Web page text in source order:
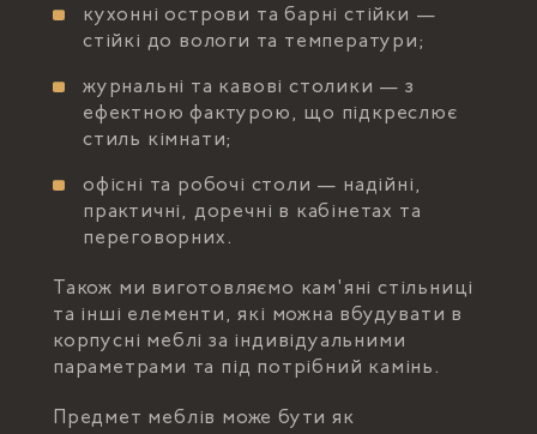
кухонні острови та барні стійки —
стійкі до вологи та температури;
журнальні та кавові столики — з
ефектною фактурою, що підкреслює
стиль кімнати;
офісні та робочі столи — надійні,
практичні, доречні в кабінетах та
переговорних.
Також ми виготовляємо кам'яні стільниці
та інші елементи, які можна вбудувати в
корпусні меблі за індивідуальними
параметрами та під потрібний камінь.
Предмет меблів може бути як